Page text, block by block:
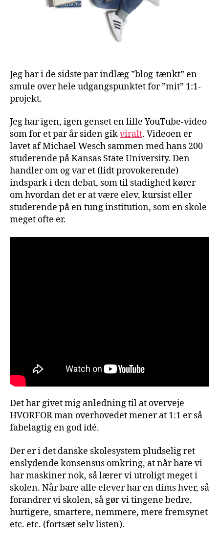
Jeg har i de sidste par indlæg ”blog-tænkt” en
smule over hele udgangspunktet for ”mit” 1:1-
projekt.
Jeg har igen, igen genset en lille YouTube-video
som for et par år siden gikviralt. Videoen er
lavet af Michael Wesch sammen med hans 200
studerende på Kansas State University. Den
handler om og var et (lidt provokerende)
indspark i den debat, som til stadighed kører
om hvordan det er at være elev, kursist eller
studerende på en tung institution, som en skole
meget ofte er.
Det har givet mig anledning til at overveje
HVORFOR man overhovedet mener at 1:1 er så
fabelagtig en god idé.
Der er i det danske skolesystem pludselig ret
enslydende konsensus omkring, at når bare vi
har maskiner nok, så lærer vi utroligt meget i
skolen. Når bare alle elever har en dims hver, så
forandrer vi skolen, så gør vi tingene bedre,
hurtigere, smartere, nemmere, mere fremsynet
etc. etc. (fortsæt selv listen).